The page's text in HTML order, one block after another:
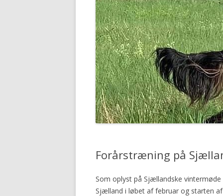
Forårstræning på
Som oplyst på Sjællandske
Sjælland i løbet af februar og starten